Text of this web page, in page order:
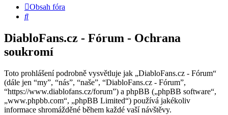
Obsah fóra
Hledat
DiabloFans.cz - Fórum - Ochrana
soukromí
Toto prohlášení podrobně vysvětluje jak „DiabloFans.cz - Fórum“
(dále jen “my”, “nás”, “naše”, “DiabloFans.cz - Fórum”,
“https://www.diablofans.cz/forum”) a phpBB („phpBB software“,
„www.phpbb.com“, „phpBB Limited“) používá jakékoliv
informace shromážděné během každé vaší návštěvy.